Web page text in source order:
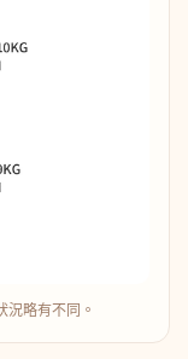
略有不同。